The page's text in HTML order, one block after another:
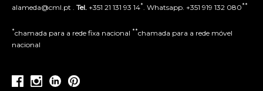
alameda@cml.pt . Tel. +351 21 131 93 14* . Whatsapp. +351 919 132 080**
*chamada para a rede fixa nacional **chamada para a rede móvel
nacional